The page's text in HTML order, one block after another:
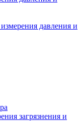
давления и
загрязнения и